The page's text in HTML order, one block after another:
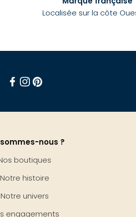
Localisée sur la côte
nous ?
boutiques
Notre histoire
Notre univers
engagements